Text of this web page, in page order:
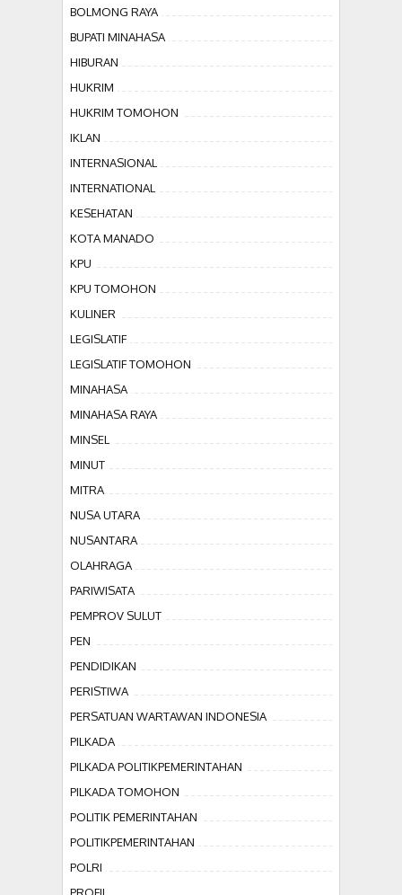
BOLMONG RAYA
BUPATI MINAHASA
HIBURAN
HUKRIM
HUKRIM TOMOHON
IKLAN
INTERNASIONAL
INTERNATIONAL
KESEHATAN
KOTA MANADO
KPU
KPU TOMOHON
KULINER
LEGISLATIF
LEGISLATIF TOMOHON
MINAHASA
MINAHASA RAYA
MINSEL
MINUT
MITRA
NUSA UTARA
NUSANTARA
OLAHRAGA
PARIWISATA
PEMPROV SULUT
PEN
PENDIDIKAN
PERISTIWA
PERSATUAN WARTAWAN INDONESIA
PILKADA
PILKADA POLITIKPEMERINTAHAN
PILKADA TOMOHON
POLITIK PEMERINTAHAN
POLITIKPEMERINTAHAN
POLRI